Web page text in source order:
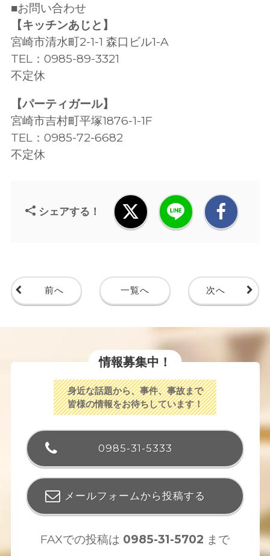
■お問い合わせ
【キッチンあじと】
宮崎市清水町2-1-1 森口ビル1-A
TEL：0985-89-3321
不定休
【パーティガール】
宮崎市吉村町平塚1876-1-1F
TEL：0985-72-6682
不定休
シェアする！
前へ 一覧へ 次へ
情報募集中！
身近な話題から、事件、事故まで
皆様の情報をお待ちしています！
0985-31-5333
メールフォームから投稿する
FAXでの投稿は 0985-31-5702 まで